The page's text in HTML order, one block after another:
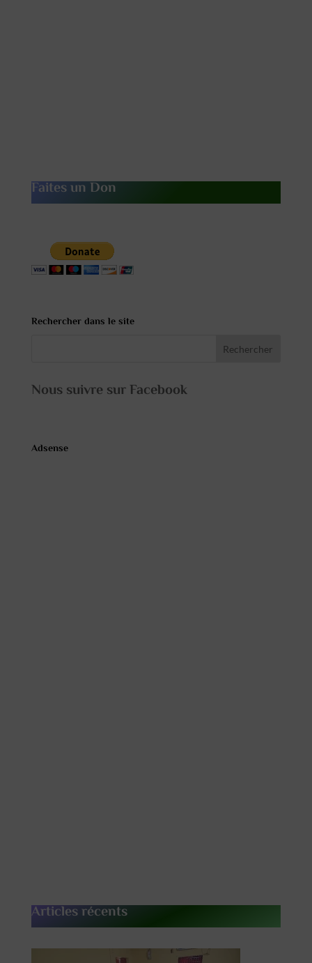
Faites un Don
Rechercher dans le site
Nous suivre sur Facebook
Adsense
Articles récents